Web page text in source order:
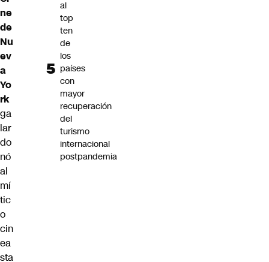
ne
de
Nu
ev
a
Yo
rk
ga
lar
do
nó
al
mí
tic
o
cin
ea
sta
al
top
ten
de
los
países
con
mayor
recuperación
del
turismo
internacional
postpandemia